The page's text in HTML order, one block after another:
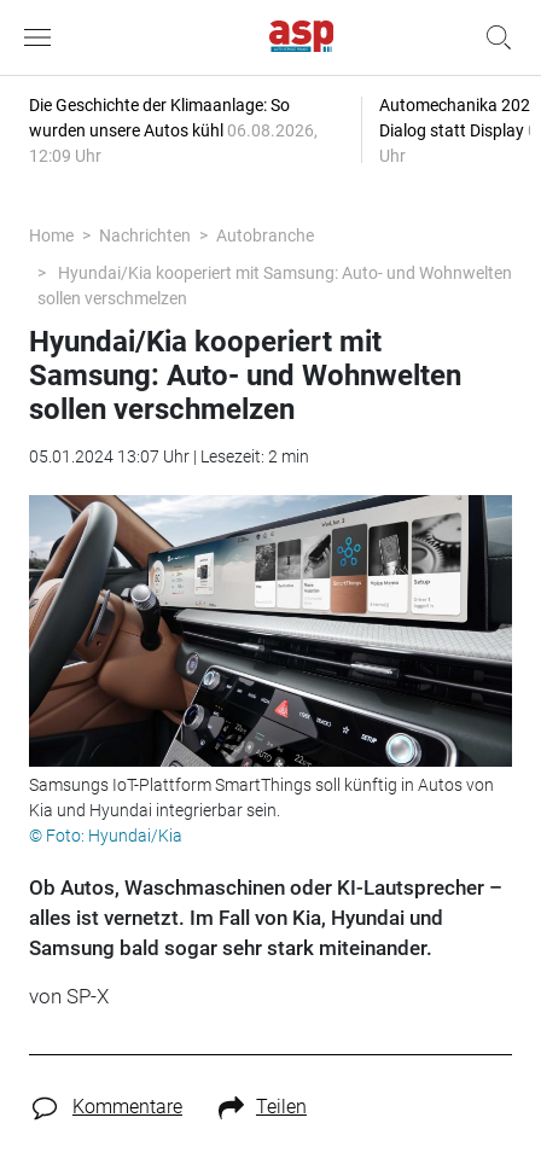
Die Geschichte der Klimaanlage: So
wurden unsere Autos kühl 06.08.2026,
12:09 Uhr
Automechanika
Dialog statt Display
Uhr
Home Nachrichten
Autobranche
Hyundai/Kia kooperiert mit Samsung: Auto- und Wohnwelten
sollen verschmelzen
Hyundai/Kia kooperiert mit
Samsung: Auto- und Wohnwelten
sollen verschmelzen
05.01.2024 13:07 Uhr | Lesezeit: 2 min
Samsungs IoT-Plattform SmartThings soll künftig in Autos von
Kia und Hyundai integrierbar sein.
© Foto: Hyundai/Kia
Ob Autos, Waschmaschinen oder KI-Lautsprecher –
alles ist vernetzt. Im Fall von Kia, Hyundai und
Samsung bald sogar sehr stark miteinander.
von SP-X
Kommentare Teilen